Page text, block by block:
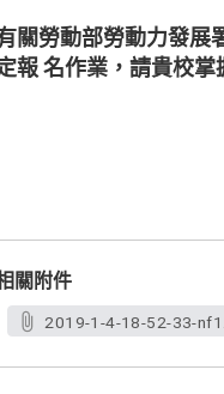
關勞動部勞動力發展
報 名作業，請貴校
關附件
2019-1-4-18-52-33-